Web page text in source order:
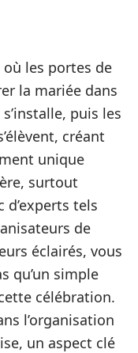
les portes de
la mariée dans
puis les
créant
unique
surtout
d’experts tels
de
éclairés, vous
qu’un simple
célébration.
l’organisation
un aspect clé